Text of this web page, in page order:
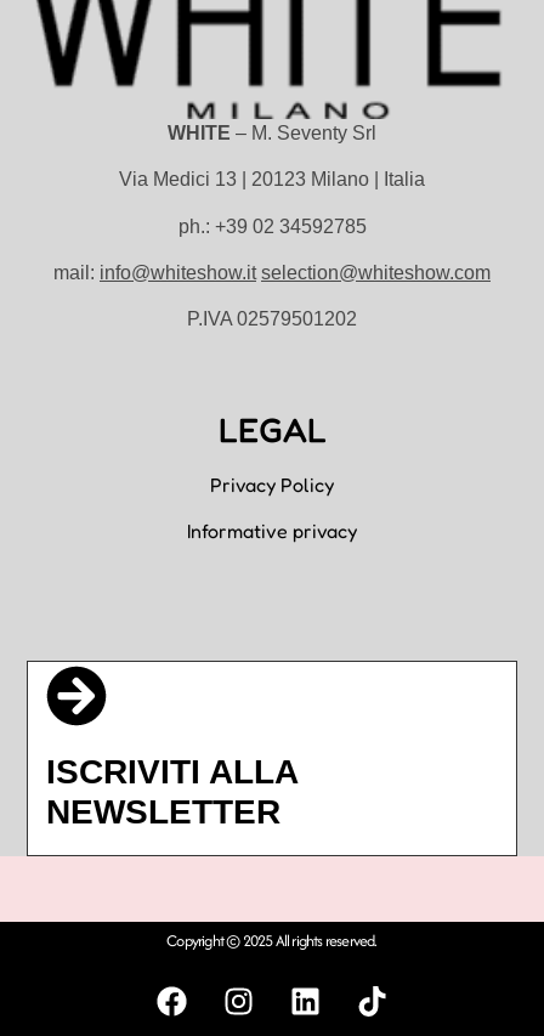
WHITE – M. Seventy Srl
Via Medici 13 | 20123 Milano | Italia
ph.: +39 02 34592785
mail: info@whiteshow.it selection@whiteshow.com
P.IVA 02579501202
LEGAL
Privacy Policy
Informative privacy
ISCRIVITI ALLA
NEWSLETTER
Copyright © 2025 All rights reserved.